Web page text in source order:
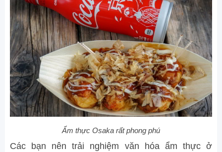
Ẩm thực Osaka rất phong phú
Các bạn nên trải nghiệm văn hóa ẩm thực ở